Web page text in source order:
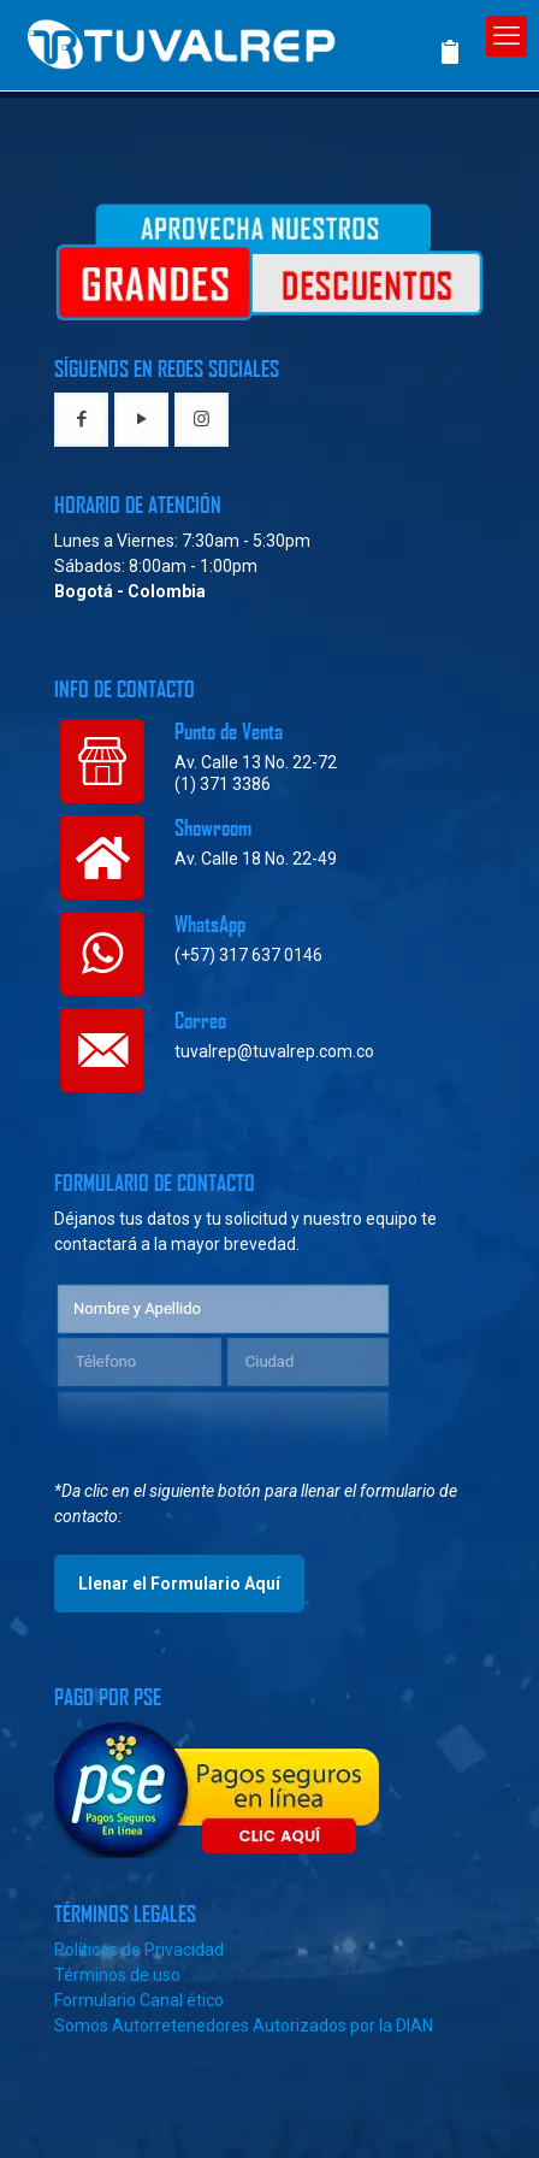
SÍGUENOS EN REDES SOCIALES
HORARIO DE ATENCIÓN
Lunes a Viernes: 7:30am - 5:30pm
Sábados: 8:00am - 1:00pm
Bogotá - Colombia
INFO DE CONTACTO
Punto de Venta
Av. Calle 13 No. 22-72
(1) 371 3386
Showroom
Av. Calle 18 No. 22-49
WhatsApp
(+57) 317 637 0146
Correo
tuvalrep@tuvalrep.com.co
FORMULARIO DE CONTACTO
Déjanos tus datos y tu solicitud y nuestro equipo te
contactará a la mayor brevedad.
*Da clic en el siguiente botón para llenar el formulario de
contacto:
Llenar el Formulario Aquí
PAGO POR PSE
TÉRMINOS LEGALES
Políticas de Privacidad
Términos de uso
Formulario Canal ético
Somos Autorretenedores Autorizados por la DIAN